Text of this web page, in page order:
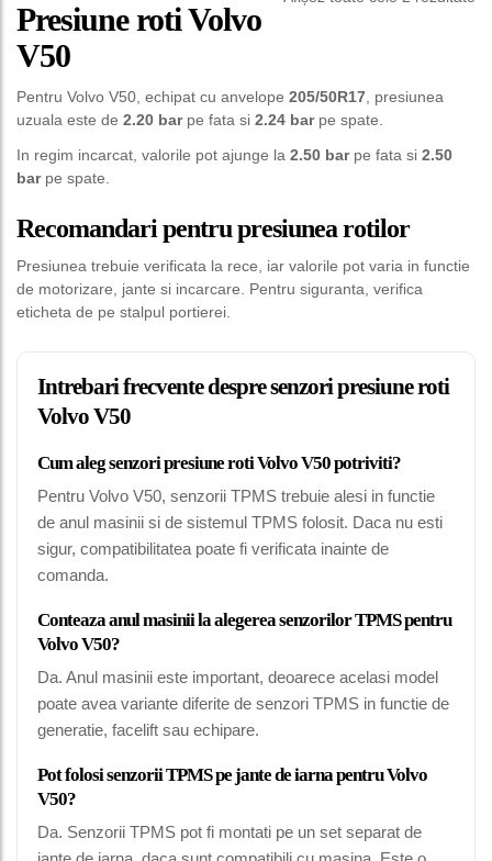
Presiune roti Volvo
V50
Pentru Volvo V50, echipat cu anvelope 205/50R17 , presiunea
uzuala este de 2.20 barpe fata si 2.24 barpe spate.
In regim incarcat, valorile pot ajunge la 2.50 barpe fata si 2.50
barpe spate.
Recomandari pentru presiunea rotilor
Presiunea trebuie verificata la rece, iar valorile pot varia in functie
de motorizare, jante si incarcare. Pentru siguranta, verifica
eticheta de pe stalpul portierei.
Intrebari frecvente despre senzori presiune roti
Volvo V50
Cum aleg senzori presiune roti Volvo V50 potriviti?
Pentru Volvo V50, senzorii TPMS trebuie alesi in functie
de anul masinii si de sistemul TPMS folosit. Daca nu esti
sigur, compatibilitatea poate fi verificata inainte de
comanda.
Conteaza anul masinii la alegerea senzorilor TPMS pentru
Volvo V50?
Da. Anul masinii este important, deoarece acelasi model
poate avea variante diferite de senzori TPMS in functie de
generatie, facelift sau echipare.
Pot folosi senzorii TPMS pe jante de iarna pentru Volvo
V50?
Da. Senzorii TPMS pot fi montati pe un set separat de